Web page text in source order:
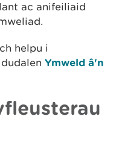
ac anifeiliaid
helpu i
Ymweld â'n